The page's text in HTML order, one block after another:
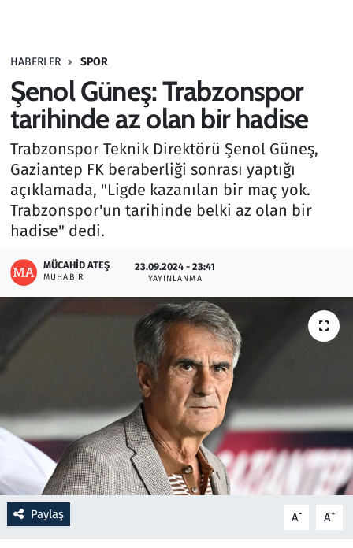
HABERLER SPOR
Şenol Güneş: Trabzonspor
tarihinde az olan bir hadise
Trabzonspor Teknik Direktörü Şenol Güneş,
Gaziantep FK beraberliği sonrası yaptığı
açıklamada, "Ligde kazanılan bir maç yok.
Trabzonspor'un tarihinde belki az olan bir
hadise" dedi.
MÜCAHID ATEŞ
MUHABIR
23.09.2024 - 23:41
YAYINLANMA
Paylaş A- A+
Haber
Kültür Sanat
Kurumsal Haberler
Lezzet Durağı
Memur ve Kamu
Otomobil
Rüya Tabirleri
Sağlık
Savunma Sanayi